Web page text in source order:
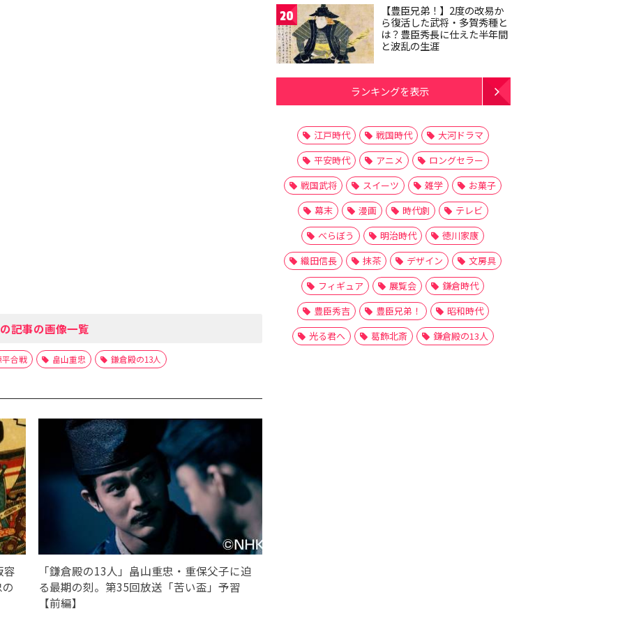
記事の画像一覧
平合戦 畠山重忠 鎌倉殿の13人
容
「鎌倉殿の13人」畠山重忠・重保父子に迫
る最期の刻。第35回放送「苦い盃」予習
【前編】
20
【豊臣兄弟！】2度の改易か
ら復活した武将・多賀秀種と
は？豊臣秀長に仕えた半年間
と波乱の生涯
ランキングを表示
江戸時代 戦国時代
大河ドラマ
平安時代
アニメ
ロングセラー
戦国武将
スイーツ 雑学
お菓子
幕末
漫画 時代劇
テレビ
べらぼう
明治時代
徳川家康
織田信長
抹茶 デザイン
文房具
フィギュア
展覧会
鎌倉時代
豊臣秀吉
豊臣兄弟！
昭和時代
光る君へ
葛飾北斎 鎌倉殿の13人